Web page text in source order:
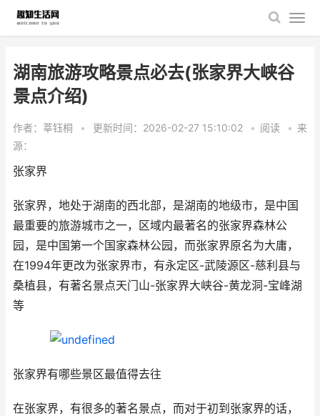
湖南旅游攻略景点必去(张家界大峡谷
景点介绍)
作者：莘钰桐 • 更新时间：2026-02-27 15:10:02 • 阅读 • 来
源：
张家界
张家界，地处于湖南的西北部，是湖南的地级市，是中国
最重要的旅游城市之一，区域内最著名的张家界森林公
园，是中国第一个国家森林公园，而张家界原名为大庸，
在1994年更改为张家界市，有永定区-武陵源区-慈利县与
桑植县，有著名景点天门山-张家界大峡谷-黄龙洞-宝峰湖
等
张家界有哪些景区最值得去往
在张家界，有很多的著名景点，而对于初到张家界的话，